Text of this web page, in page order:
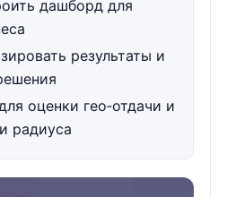
дашборд для
результаты и
оценки гео‑отдачи и
радиуса